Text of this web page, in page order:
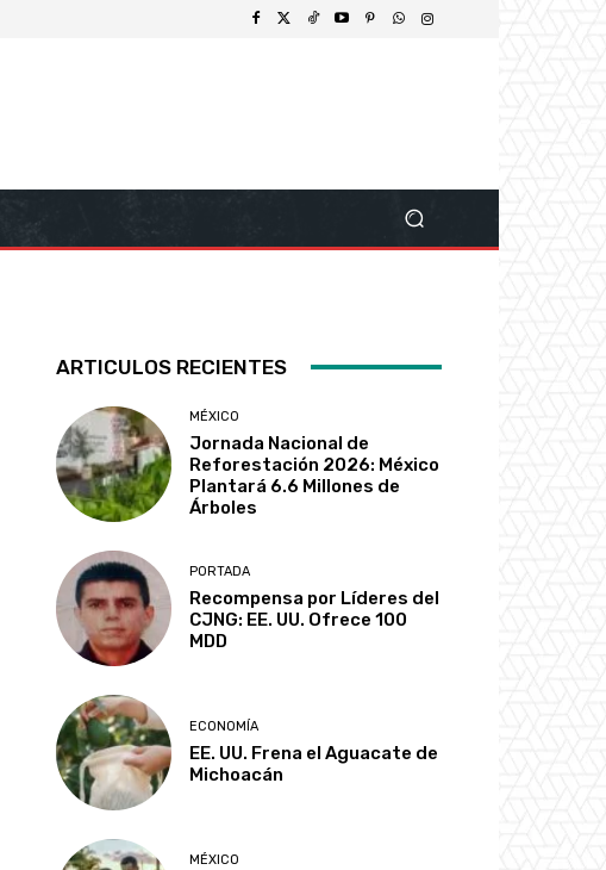
ARTICULOS RECIENTES
MÉXICO
Jornada Nacional de
Reforestación 2026: México
Plantará 6.6 Millones de
Árboles
PORTADA
Recompensa por Líderes del
CJNG: EE. UU. Ofrece 100
MDD
ECONOMÍA
EE. UU. Frena el Aguacate de
Michoacán
MÉXICO